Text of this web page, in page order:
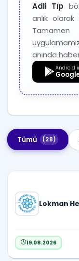
2025-
11
1
2025-
12
2026-
1
4
2026-
04
2026-
05
1
1
2026-
07
2026-
Adli Tıp
anlık
anında
Android
Tümü (28)
Lokman
19.08.2026